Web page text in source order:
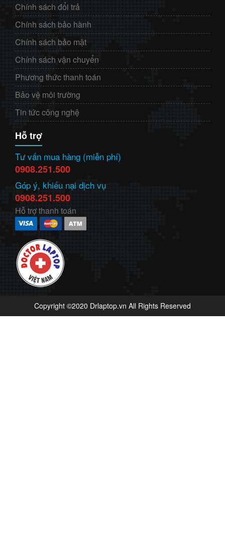
Chính sách đổi trả
Chính sách bảo hành
Chính sách bảo mật
Chính sách vận chuyển
Phương thức thanh toán
Bảo vệ môi trường
Tin tức công nghệ
Hỗ trợ
Tư vấn mua hàng (miễn phí)
0908.251.500
Góp ý, khiếu nại dịch vụ
0908.251.500
Hỗ trợ thanh toán
Copyright ©2020 Drlaptop.vn All Rights Reserved